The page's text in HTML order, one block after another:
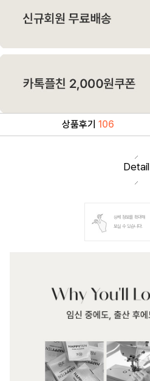
상품후기 106
Detail
상세 정보를 확대해
보실 수 있습니다.